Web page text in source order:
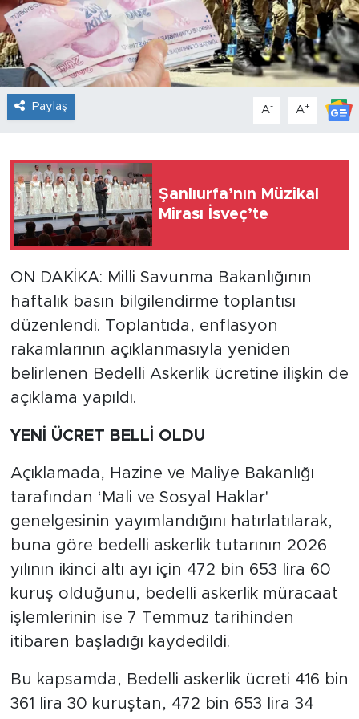
Paylaş A- A+
Şanlıurfa’nın Müzikal
Mirası İsveç’te
ON DAKİKA: Milli Savunma Bakanlığının
haftalık basın bilgilendirme toplantısı
düzenlendi. Toplantıda, enflasyon
rakamlarının açıklanmasıyla yeniden
belirlenen Bedelli Askerlik ücretine ilişkin de
açıklama yapıldı.
YENİ ÜCRET BELLİ OLDU
Açıklamada, Hazine ve Maliye Bakanlığı
tarafından ‘Mali ve Sosyal Haklar'
genelgesinin yayımlandığını hatırlatılarak,
buna göre bedelli askerlik tutarının 2026
yılının ikinci altı ayı için 472 bin 653 lira 60
kuruş olduğunu, bedelli askerlik müracaat
işlemlerinin ise 7 Temmuz tarihinden
itibaren başladığı kaydedildi.
Bu kapsamda, Bedelli askerlik ücreti 416 bin
361 lira 30 kuruştan, 472 bin 653 lira 34